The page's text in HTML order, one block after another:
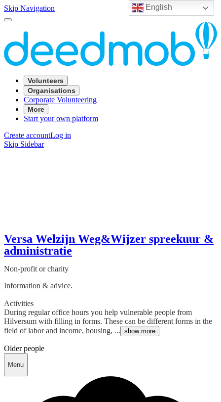
English
Skip Navigation
Volunteers
Organisations
Corporate Volunteering
More
Start your own platform
Create accountLog in
Skip Sidebar
Versa Welzijn Weg&Wijzer spreekuur &
administratie
Non-profit or charity
Information & advice.
Activities
During regular office hours you help vulnerable people from
Hilversum with filling in forms. These can be different forms in the
field of labor and income, housing, ... show more
Older people
Menu